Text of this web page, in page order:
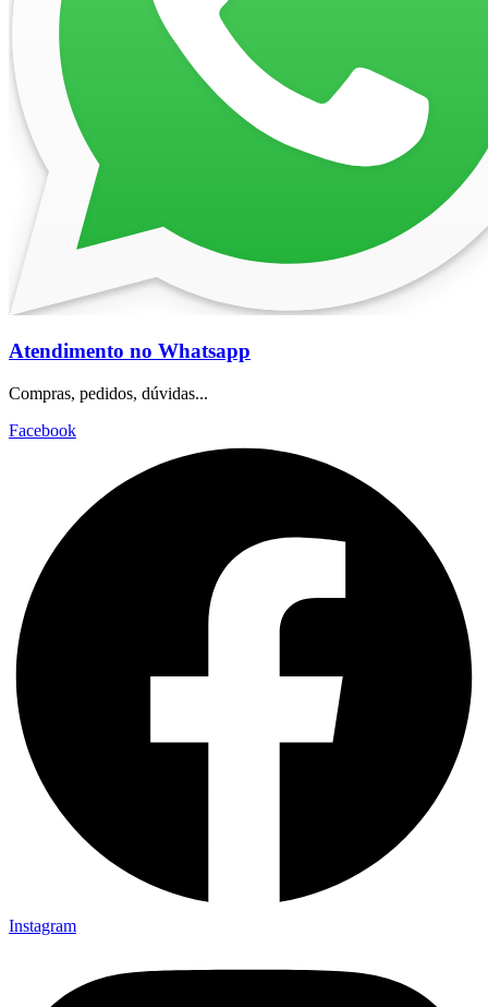
Atendimento no Whatsapp
Compras, pedidos, dúvidas...
Facebook
Instagram